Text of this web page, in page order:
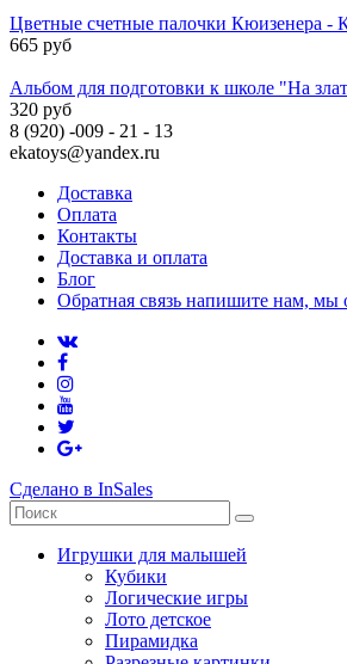
Цветные счетные палочки Кюизенера -
665 руб
Альбом для подготовки к школе "На
320 руб
8 (920) -009 - 21 - 13
ekatoys@yandex.ru
Доставка
Оплата
Контакты
Доставка и оплата
Блог
Обратная связь напишите нам, мы
Сделано в InSales
Игрушки для малышей
Кубики
Логические игры
Лото детское
Пирамидка